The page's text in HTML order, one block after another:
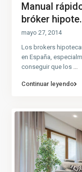
Manual
bróker
mayo 27, 2014
Los brokers
en España,
conseguir que los ...
Continuar leyendo